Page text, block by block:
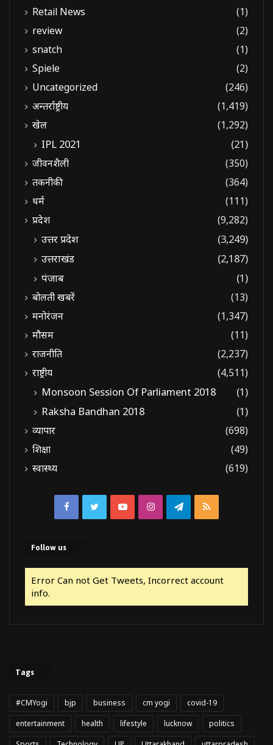
Retail News
(1)
review
(2)
snatch
(1)
Spiele
(2)
Uncategorized
(246)
अन्तर्राष्ट्रीय
(1,419)
खेल
(1,292)
IPL 2021 (21)
जीवनशैली
(350)
तकनीकी
(364)
धर्म
(111)
प्रदेश
(9,282)
उत्तर प्रदेश
(3,249)
उत्तराखंड
(2,187)
पंजाब
(1)
बोलती खबरें
(13)
मनोरंजन
(1,347)
मौसम
(11)
राजनीति
(2,237)
राष्ट्रीय
(4,511)
Monsoon Session Of Parliament 2018
(1)
Raksha Bandhan 2018
(1)
व्यापार
(698)
शिक्षा
(49)
स्वास्थ्य
(619)
FacebookTwitterYouTubeInstagramTelegram
RSS
Follow us
Error Can not Get Tweets, Incorrect account
info.
Tags
#CMYogi bjp business cm yogi
covid-19
entertainment
health lifestyle lucknow
politics